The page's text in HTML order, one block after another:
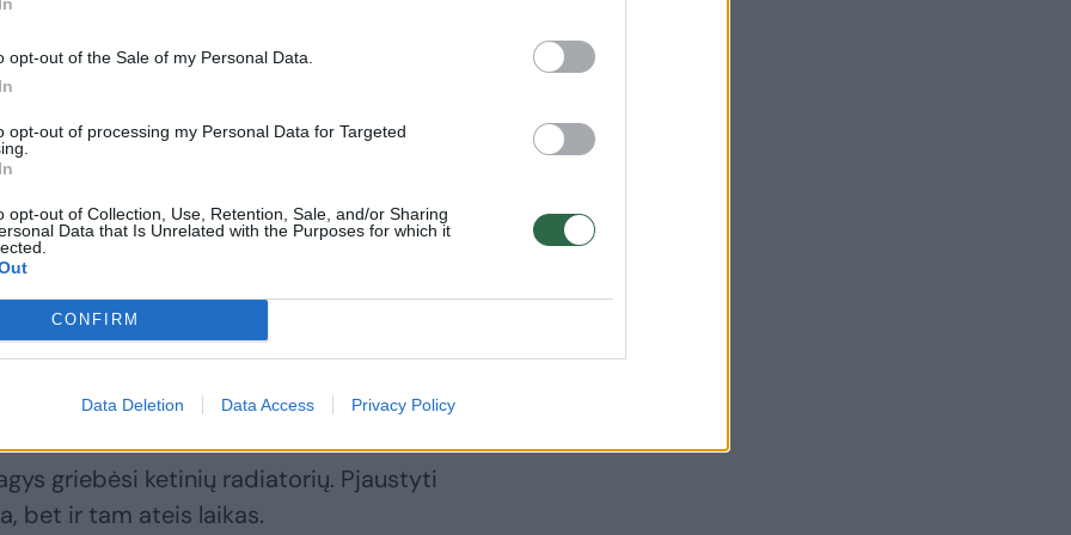
opt-out of the Sale of my Personal Data.
opt-out of processing my Personal Data for Targeted
opt-out of Collection, Use, Retention, Sale, and/or Sharing
Data that Is Unrelated with the Purposes for which it
CONFIRM
Data Deletion Data Access Privacy Policy
jo nesiryžo įrašyti į sąrašą
2,5 procento nekilnojamojo
išsikraustė prieš trejus metus,
Dabar vienintelis šeimininkų rūpestis
griebėsi ketinių radiatorių. Pjaustyti
bet ir tam ateis laikas.